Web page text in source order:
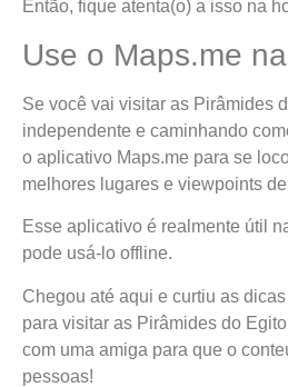
Então, fique atenta(o) a isso na
Use o Maps.me
Se você vai visitar as Pirâmides
independente e caminhando
o aplicativo Maps.me para se
melhores lugares e viewpoints
Esse aplicativo é realmente útil
pode usá-lo offline.
Chegou até aqui e curtiu as
para visitar as Pirâmides do
com uma amiga para que o
pessoas!